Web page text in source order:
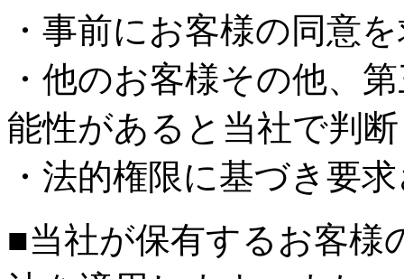
・事前にお客様の同意
・他のお客様その他、
能性があると当社で判
・法的権限に基づき要
■当社が保有するお客様